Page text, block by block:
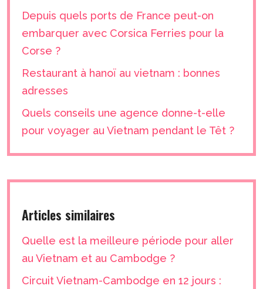
Depuis quels ports de France peut-on
embarquer avec Corsica Ferries pour la
Corse ?
Restaurant à hanoï au vietnam : bonnes
adresses
Quels conseils une agence donne-t-elle
pour voyager au Vietnam pendant le Têt ?
Articles similaires
Quelle est la meilleure période pour aller
au Vietnam et au Cambodge ?
Circuit Vietnam-Cambodge en 12 jours :